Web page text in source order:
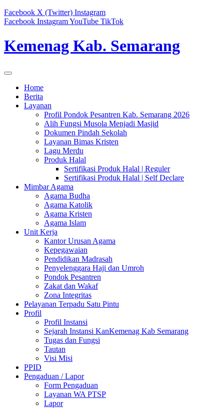
Facebook X (Twitter) Instagram
Facebook InstagramYouTube TikTok
Kemenag Kab. Semarang
Home
Berita
Layanan
Profil Pondok Pesantren Kab. Semarang 2026
Alih Fungsi Musola Menjadi Masjid
Dokumen Pindah Sekolah
Layanan Bimas Kristen
Lagu Merdu
Produk Halal
Sertifikasi Produk Halal | Reguler
Sertifikasi Produk Halal | Self Declare
Mimbar Agama
Agama Budha
Agama Katolik
Agama Kristen
Agama Islam
Unit Kerja
Kantor Urusan Agama
Kepegawaian
Pendidikan Madrasah
Penyelenggara Haji dan Umroh
Pondok Pesantren
Zakat dan Wakaf
Zona Integritas
Pelayanan Terpadu Satu Pintu
Profil
Profil Instansi
Sejarah Instansi KanKemenag Kab Semarang
Tugas dan Fungsi
Tautan
Visi Misi
PPID
Pengaduan / Lapor
Form Pengaduan
Layanan WA PTSP
Lapor